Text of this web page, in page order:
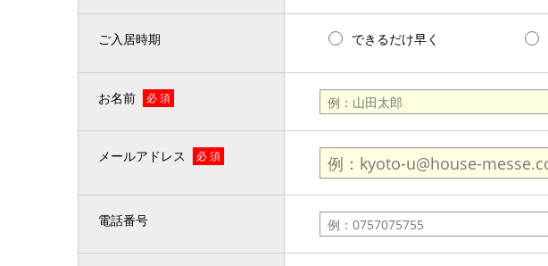
ご入居時期 できるだけ早く
お名前 必 須
メールアドレス 必 須
電話番号